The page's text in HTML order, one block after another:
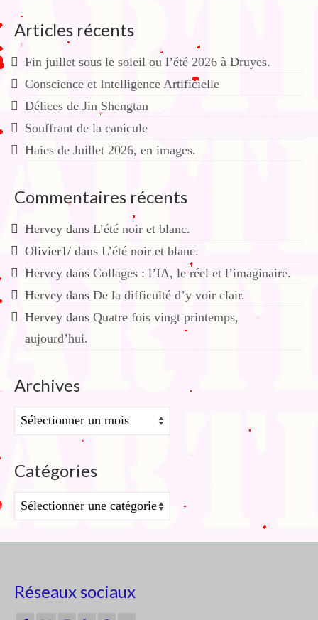
Articles récents
Fin juillet sous le soleil ou l’été 2026 à Druyes.
Conscience et Intelligence Artificielle
Délices de Jin Shengtan
Souffrant de la canicule
Haies de Juillet 2026, en images.
Commentaires récents
Hervey dans L’été noir et blanc.
Olivier1/ dans L’été noir et blanc.
Hervey dans Collages : l’IA, le réel et l’imaginaire.
Hervey dans De la difficulté d’y voir clair.
Hervey dans Quatre fois vingt printemps,
aujourd’hui.
Archives
Archives
Catégories
Catégories
Réseaux sociaux